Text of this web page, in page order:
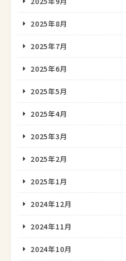
2025年8月
2025年7月
2025年6月
2025年5月
2025年4月
2025年3月
2025年2月
2025年1月
2024年12月
2024年11月
2024年10月